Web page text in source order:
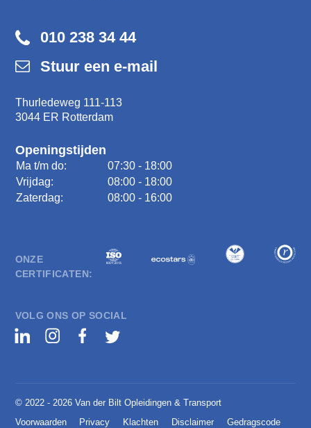
010 238 34 44
Stuur een e-mail
Thurledeweg 111-113
3044 ER Rotterdam
Openingstijden
Ma t/m do:
07:30 - 18:00
Vrijdag:
08:00 - 18:00
Zaterdag:
08:00 - 16:00
ONZE
CERTIFICATEN:
VOLG ONS OP SOCIAL
© 2022 - 2026 Van der Bilt Opleidingen & Transport
Voorwaarden
Privacy Klachten Disclaimer Gedragscode